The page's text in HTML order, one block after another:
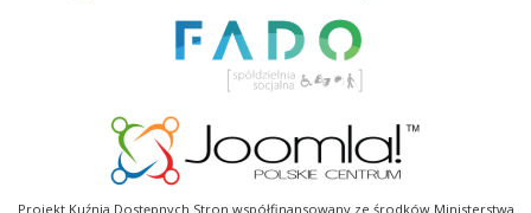
Projekt Kuźnia Dostępnych Stron współfinansowany ze środków Ministerstwa